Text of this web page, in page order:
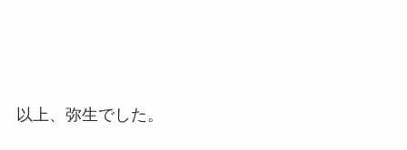
以上、弥生でした。